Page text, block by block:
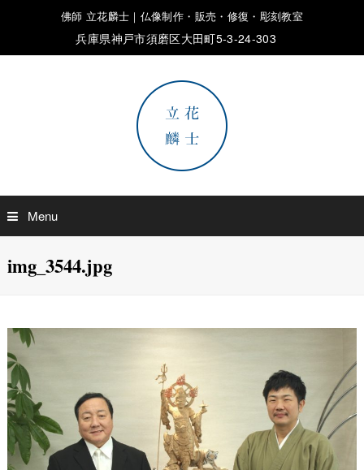
佛師 立花麟士｜仏像制作・販売・修復・彫刻教室
兵庫県神戸市須磨区大田町5-3-24-303
Menu
img_3544.jpg